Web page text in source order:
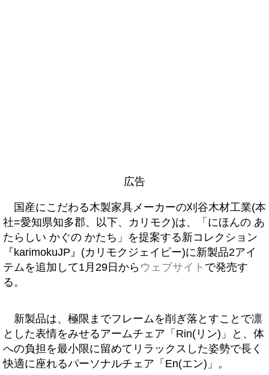
広告
国産にこだわる木製家具メーカーの刈谷木材工業(本
社=愛知県知多郡、以下、カリモク)は、「にほんの あ
たらしい かぐの かたち」を提案する新コレクション
『karimokuJP』(カリモクジェイピー)に新製品2アイ
テムを追加して1月29日から ウェブサイト で発売す
る。
新製品は、極限までフレームを削ぎ落とすことで凛
とした表情をみせるアームチェア「Rin(リン)」と、体
への負担を最小限に留めてリラックスした姿勢で長く
快適に座れるパーソナルチェア「En(エン)」。